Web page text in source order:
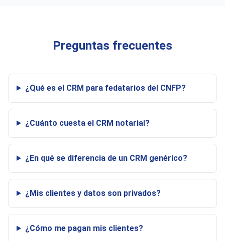
Preguntas frecuentes
¿Qué es el CRM para fedatarios del CNFP?
¿Cuánto cuesta el CRM notarial?
¿En qué se diferencia de un CRM genérico?
¿Mis clientes y datos son privados?
¿Cómo me pagan mis clientes?